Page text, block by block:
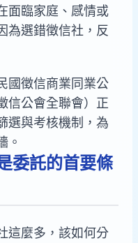
面臨家庭、感情或
為選錯徵信社，反
國徵信商業同業公
信公會全聯會）正
選與考核機制，為
。
委託的首要條
這麼多，該如何分